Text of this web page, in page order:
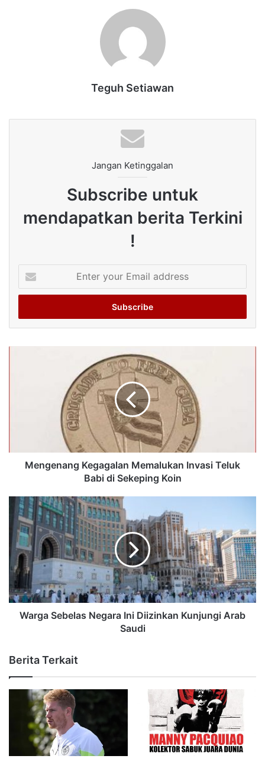
Teguh Setiawan
Jangan Ketinggalan
Subscribe untuk
mendapatkan berita Terkini
!
your
Email
Mengenang Kegagalan Memalukan Invasi Teluk
Babi di Sekeping Koin
Warga Sebelas Negara Ini Diizinkan Kunjungi Arab
Saudi
Berita Terkait